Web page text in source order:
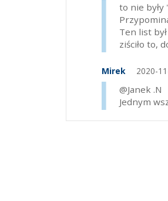
to nie były
Ten list
ziściło to,
Mirek 2020-
@Janek .N
Jednym